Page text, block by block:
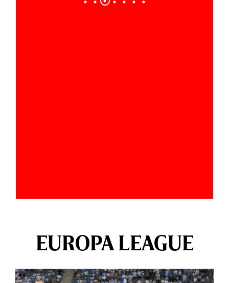
EUROPA LEAGUE